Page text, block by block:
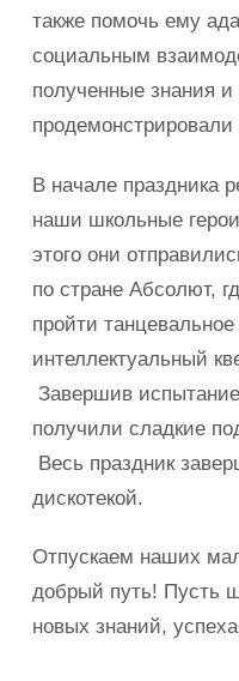
также помочь ему
социальным
полученные знания
В начале праздника
наши школьные
этого они
по стране Абсолют,
пройти
интеллектуальный
Завершив испытание
получили сладкие
Весь праздник
дискотекой.
Отпускаем наших
добрый путь! Пусть
новых знаний,